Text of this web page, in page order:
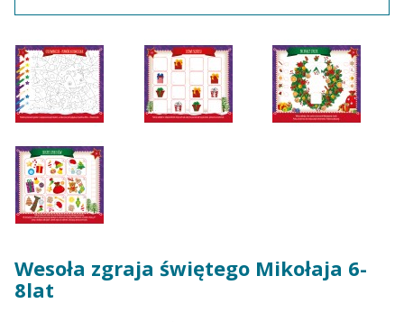
Wesoła zgraja świętego Mikołaja 6-
8lat